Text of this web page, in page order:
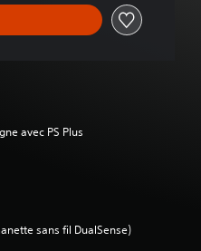
avec PS Plus
sans fil DualSense)